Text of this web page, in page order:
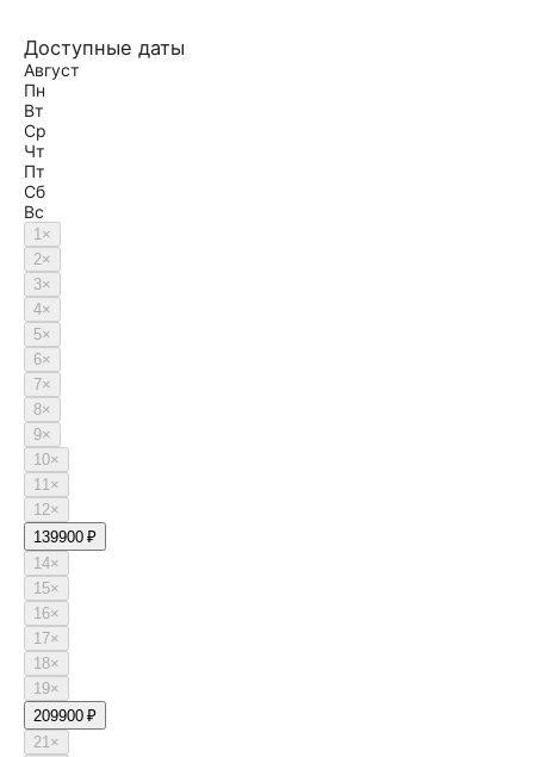
Доступные даты
Август
Пн
Вт
Ср
Чт
Пт
Сб
Вс
1×
2×
3×
4×
5×
6×
7×
8×
9×
10×
11×
12×
139900 ₽
14×
15×
16×
17×
18×
19×
209900 ₽
21×